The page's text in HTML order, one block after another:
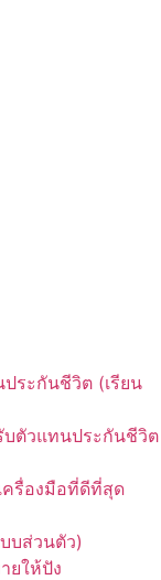
ระกันชีวิต (เรียน
ตัวแทนประกันชีวิต
ครื่องมือที่ดีที่สุด
บส่วนตัว)
ยให้ปัง